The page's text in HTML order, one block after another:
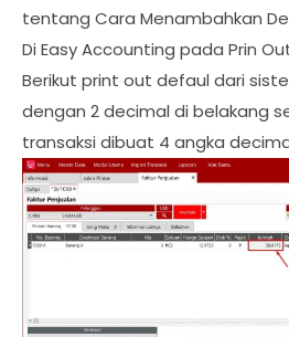
tentang Cara Menambahkan
Di Easy Accounting pada Prin
Berikut print out defaul dari
dengan 2 decimal di belakang
transaksi dibuat 4 angka